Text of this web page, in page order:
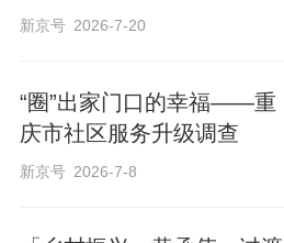
新京号 2026-7-20
“圈”出家门口的幸福——重
庆市社区服务升级调查
新京号 2026-7-8